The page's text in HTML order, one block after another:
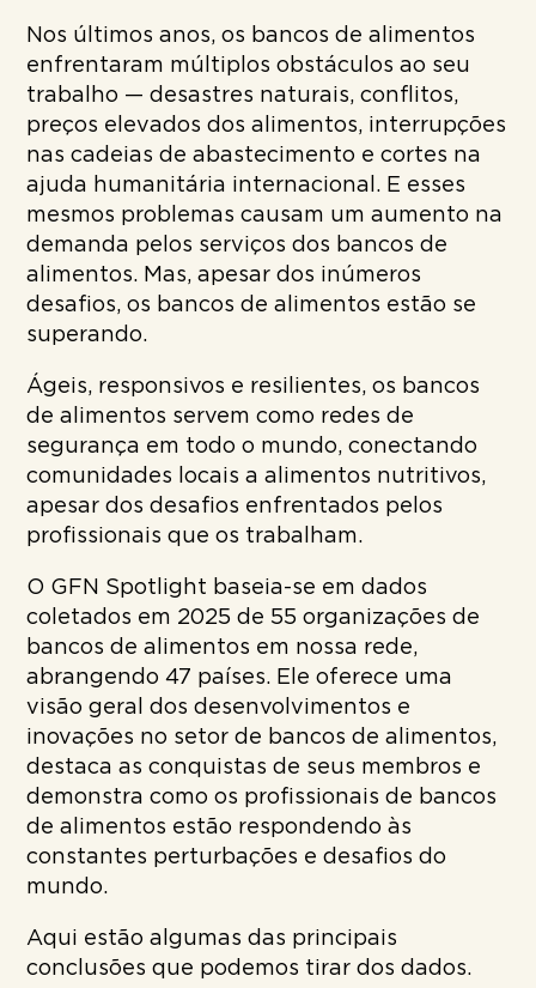
Nos últimos anos, os bancos de alimentos
enfrentaram múltiplos obstáculos ao seu
trabalho — desastres naturais, conflitos,
preços elevados dos alimentos, interrupções
nas cadeias de abastecimento e cortes na
ajuda humanitária internacional. E esses
mesmos problemas causam um aumento na
demanda pelos serviços dos bancos de
alimentos. Mas, apesar dos inúmeros
desafios, os bancos de alimentos estão se
superando.
Ágeis, responsivos e resilientes, os bancos
de alimentos servem como redes de
segurança em todo o mundo, conectando
comunidades locais a alimentos nutritivos,
apesar dos desafios enfrentados pelos
profissionais que os trabalham.
O GFN Spotlight baseia-se em dados
coletados em 2025 de 55 organizações de
bancos de alimentos em nossa rede,
abrangendo 47 países. Ele oferece uma
visão geral dos desenvolvimentos e
inovações no setor de bancos de alimentos,
destaca as conquistas de seus membros e
demonstra como os profissionais de bancos
de alimentos estão respondendo às
constantes perturbações e desafios do
mundo.
Aqui estão algumas das principais
conclusões que podemos tirar dos dados.